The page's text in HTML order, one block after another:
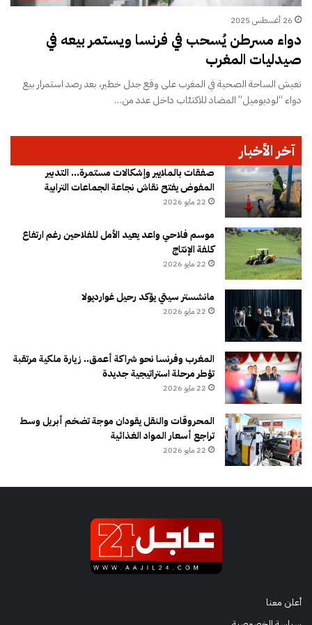
26 أغسطس 2025
دواء مسرطن يُسحب في فرنسا ويستمر بيعه في
صيدليات المغرب
تعيش الساحة الصحية في المغرب على وقع جدل خطير، بعد رصد استمرار بيع
دواء “لوديوميل” المضاد للاكتئاب داخل عدد من…
آخر الأخبار
صفقات بالملايير وإشكالات مستمرة… التدبير
المفوض يفتح نقاش نجاعة الجماعات الترابية
22 مايو 2026
موسم فلاحي واعد يعيد الأمل للفلاحين رغم ارتفاع
كلفة الإنتاج
22 مايو 2026
مانشستر سيتي يؤكد رحيل غوارديولا
22 مايو 2026
المغرب وفرنسا نحو شراكة أعمق.. زيارة ملكية مرتقبة
تؤطر مرحلة استراتيجية جديدة
22 مايو 2026
المحروقات والنقل يقودان موجة تضخم أبريل وسط
تراجع أسعار المواد الغذائية
22 مايو 2026
أعلن معنا